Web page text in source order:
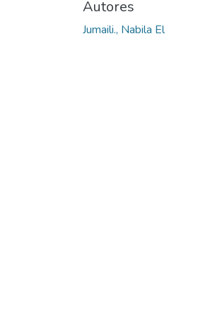
Autores
Jumaili., Nabila El